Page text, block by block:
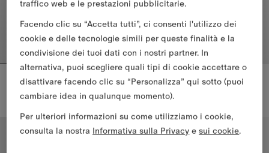
€1,430.00
Giacca Harrington Hayfield cropped in gabardine tropicale,
Abito chemisier in cotone Check
€1,015.00
Abito chemisier in cotone
traffico web e le prestazioni pubblicitarie.
Facendo clic su “Accetta tutti”, ci consenti l'utilizzo dei
cookie e delle tecnologie simili per queste finalità e la
condivisione dei tuoi dati con i nostri partner. In
alternativa, puoi scegliere quali tipi di cookie accettare o
disattivare facendo clic su “Personalizza” qui sotto (puoi
cambiare idea in qualunque momento).
Per ulteriori informazioni su come utilizziamo i cookie,
consulta la nostra Informativa sulla Privacy esui cookie.